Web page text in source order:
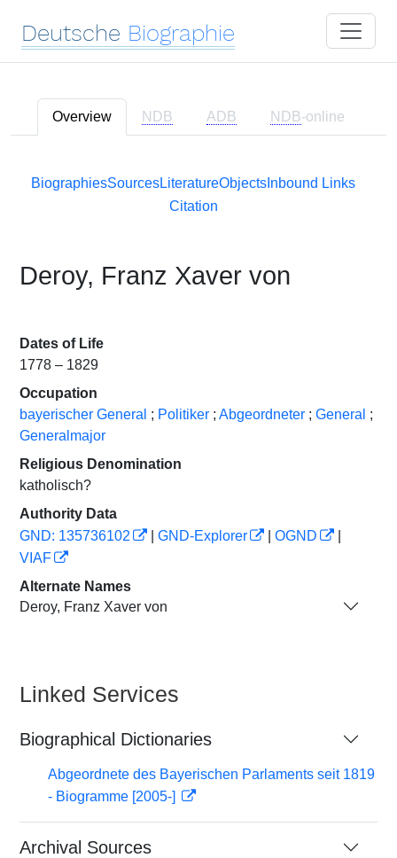
Deutsche Biographie
Overview NDB ADB NDB-online
BiographiesSourcesLiteratureObjects Inbound Links
Citation
Deroy, Franz Xaver von
Dates of Life
1778 – 1829
Occupation
bayerischer General ; Politiker ; Abgeordneter ; General ;
Generalmajor
Religious Denomination
katholisch?
Authority Data
GND: 135736102
GND-Explorer OGND
VIAF
Alternate Names
Deroy, Franz Xaver von
Linked Services
Biographical Dictionaries
Abgeordnete des Bayerischen Parlaments seit 1819
- Biogramme [2005-]
Archival Sources